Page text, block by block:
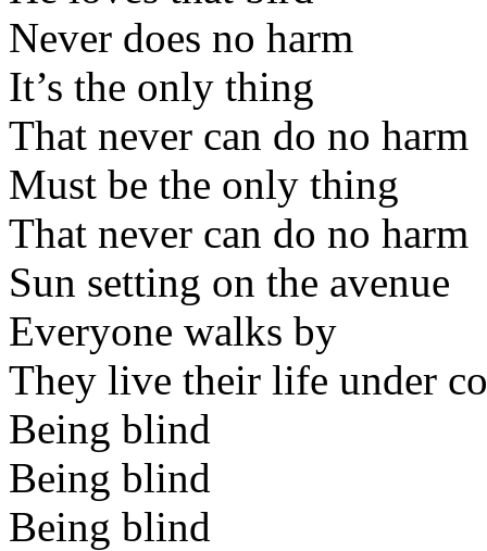
Never does no harm
It’s the only thing
That never can do no harm
Must be the only thing
That never can do no harm
Sun setting on the avenue
Everyone walks by
They live their life under
Being blind
Being blind
Being blind